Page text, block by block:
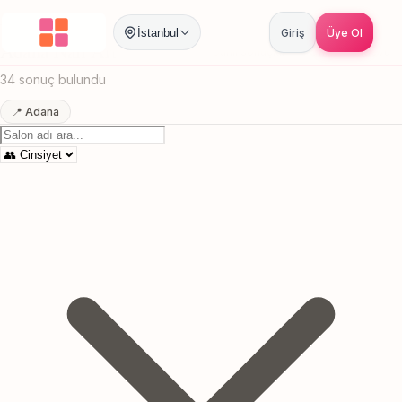
İstanbul Giriş Üye Ol
Anasayfa / /
Adana Nail Art
34 sonuç bulundu
📍 Adana
Canlı sonuçlar Online randevu